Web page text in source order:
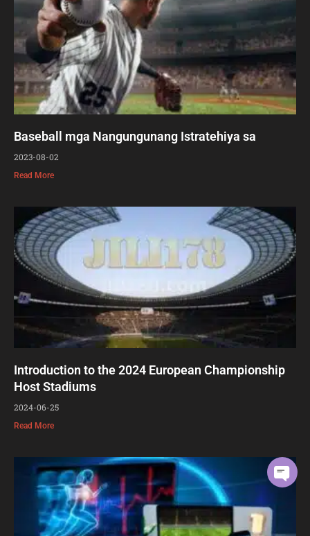
Baseball mga Nangungunang Istratehiya sa
2023-08-02
Read More
Introduction to the 2024 European Championship
Host Stadiums
2024-06-25
Read More